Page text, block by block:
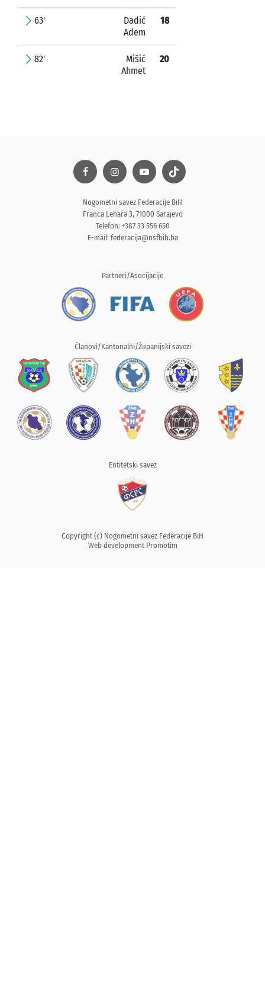
63'
Dadić
Adem
18
82'
Mišić
Ahmet
20
Nogometni savez Federacije BiH
Franca Lehara 3, 71000 Sarajevo
Telefon: +387 33 556 650
E-mail: federacija@nsfbih.ba
Partneri/Asocijacije
Članovi/Kantonalni/Županijski savezi
Entitetski savez
Copyright (c) Nogometni savez Federacije BiH
Web development Promotim